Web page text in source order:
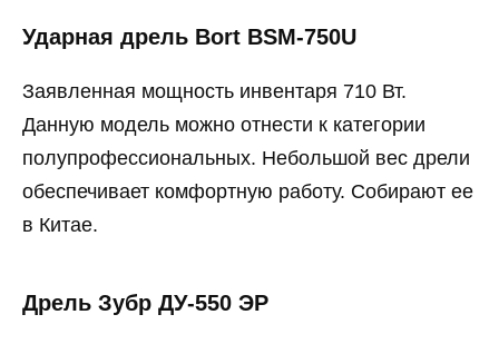
Ударная дрель Bort BSM-750U
Заявленная мощность инвентаря 710 Вт.
Данную модель можно отнести к категории
полупрофессиональных. Небольшой вес дрели
обеспечивает комфортную работу. Собирают ее
в Китае.
Дрель Зубр ДУ-550 ЭР